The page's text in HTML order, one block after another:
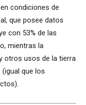
condiciones de
que posee datos
con 53% de las
mientras la
otros usos de la tierra
que los